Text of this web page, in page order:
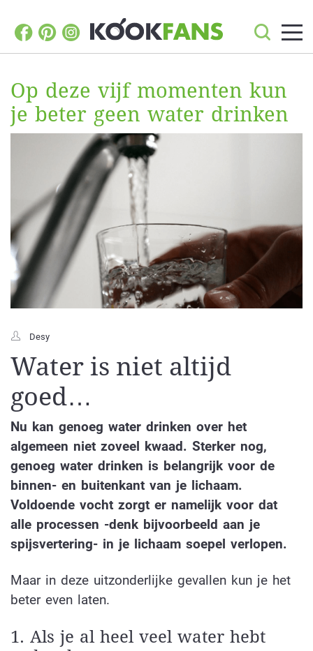
Op deze vijf momenten kun
je beter geen water drinken
Desy
Water is niet altijd
goed…
Nu kan genoeg water drinken over het
algemeen niet zoveel kwaad. Sterker nog,
genoeg water drinken is belangrijk voor de
binnen- en buitenkant van je lichaam.
Voldoende vocht zorgt er namelijk voor dat
alle processen -denk bijvoorbeeld aan je
spijsvertering- in je lichaam soepel verlopen.
Maar in deze uitzonderlijke gevallen kun je het
beter even laten.
1. Als je al heel veel water hebt